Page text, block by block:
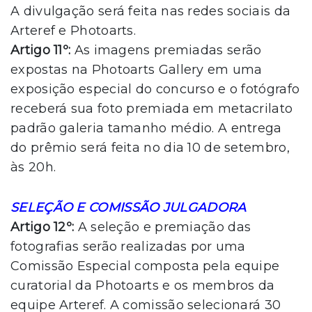
A divulgação será feita nas redes sociais da
Arteref e Photoarts.
Artigo 11º: As imagens premiadas serão
expostas na Photoarts Gallery em uma
exposição especial do concurso e o fotógrafo
receberá sua foto premiada em metacrilato
padrão galeria tamanho médio. A entrega
do prêmio será feita no dia 10 de setembro,
às 20h.
SELEÇÃO E COMISSÃO JULGADORA
Artigo 12º: A seleção e premiação das
fotografias serão realizadas por uma
Comissão Especial composta pela equipe
curatorial da Photoarts e os membros da
equipe Arteref. A comissão selecionará 30